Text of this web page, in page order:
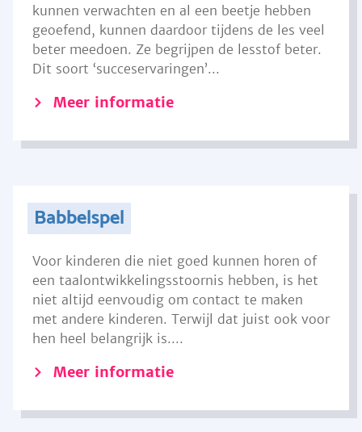
kunnen verwachten en al een beetje hebben
geoefend, kunnen daardoor tijdens de les veel
beter meedoen. Ze begrijpen de lesstof beter.
Dit soort ‘succeservaringen’...
Meer informatie
Babbelspel
Voor kinderen die niet goed kunnen horen of
een taalontwikkelingsstoornis hebben, is het
niet altijd eenvoudig om contact te maken
met andere kinderen. Terwijl dat juist ook voor
hen heel belangrijk is....
Meer informatie